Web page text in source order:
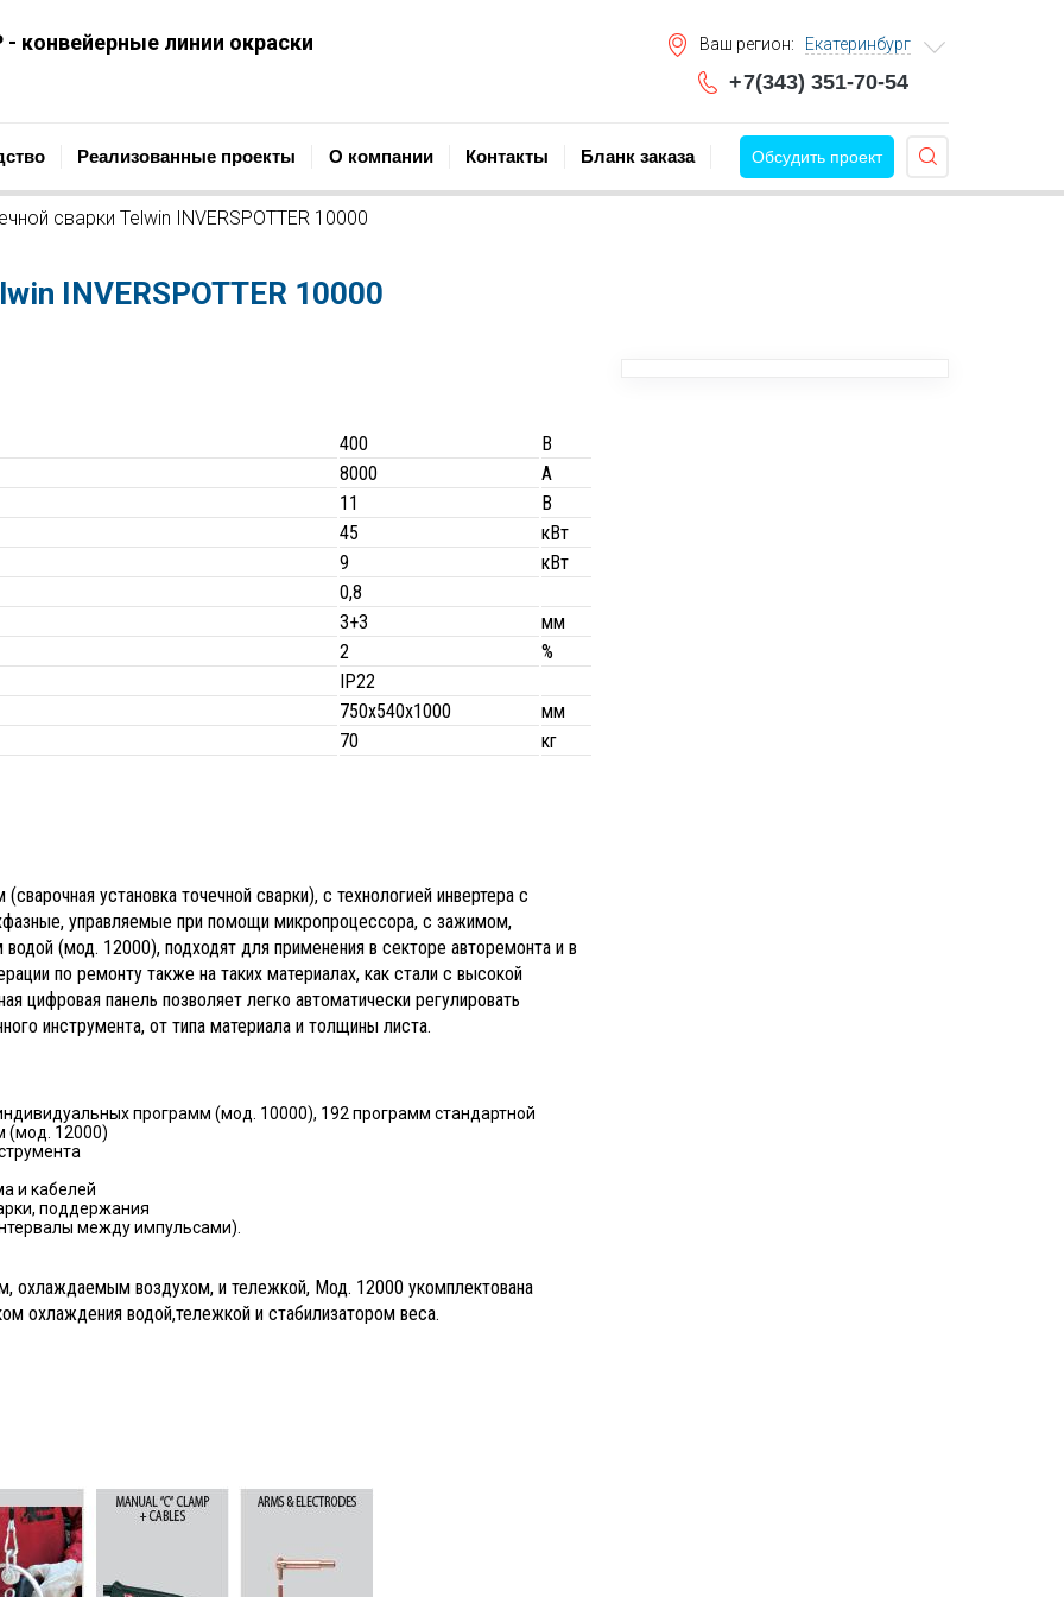
КОМПАНИЯ Проектирование, строительство и модернизация покрасочных производств
- конвейерные линии окраски Ваш регион: Екатеринбург
+7(343) 351-70-54
Реализованные проекты О компании Контакты Бланк заказа Обсудить проект
сварки Telwin INVERSPOTTER 10000
INVERSPOTTER 10000
400
В
8000
А
11
В
45
кВт
9
кВт
0,8
3+3
мм
2
%
IP22
750х540х1000
мм
70 кг
установка точечной сварки), с технологией инвертера с
управляемые при помощи микропроцессора, с зажимом,
(мод. 12000), подходят для применения в секторе авторемонта и в
по ремонту также на таких материалах, как стали с высокой
цифровая панель позволяет легко автоматически регулировать
инструмента, от типа материала и толщины листа.
программ (мод. 10000), 192 программ стандартной
(мод. 12000)
и кабелей
поддержания
между импульсами).
охлаждаемым воздухом, и тележкой, Мод. 12000 укомплектована
охлаждения водой,тележкой и стабилизатором веса.